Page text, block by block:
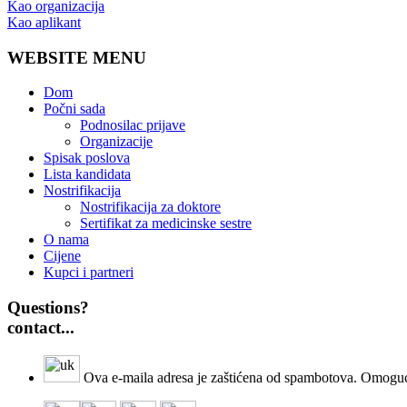
Kao organizacija
Kao aplikant
WEBSITE MENU
Dom
Počni sada
Podnosilac prijave
Organizacije
Spisak poslova
Lista kandidata
Nostrifikacija
Nostrifikacija za doktore
Sertifikat za medicinske sestre
O nama
Cijene
Kupci i partneri
Questions?
contact...
Ova e-maila adresa je zaštićena od spambotova.